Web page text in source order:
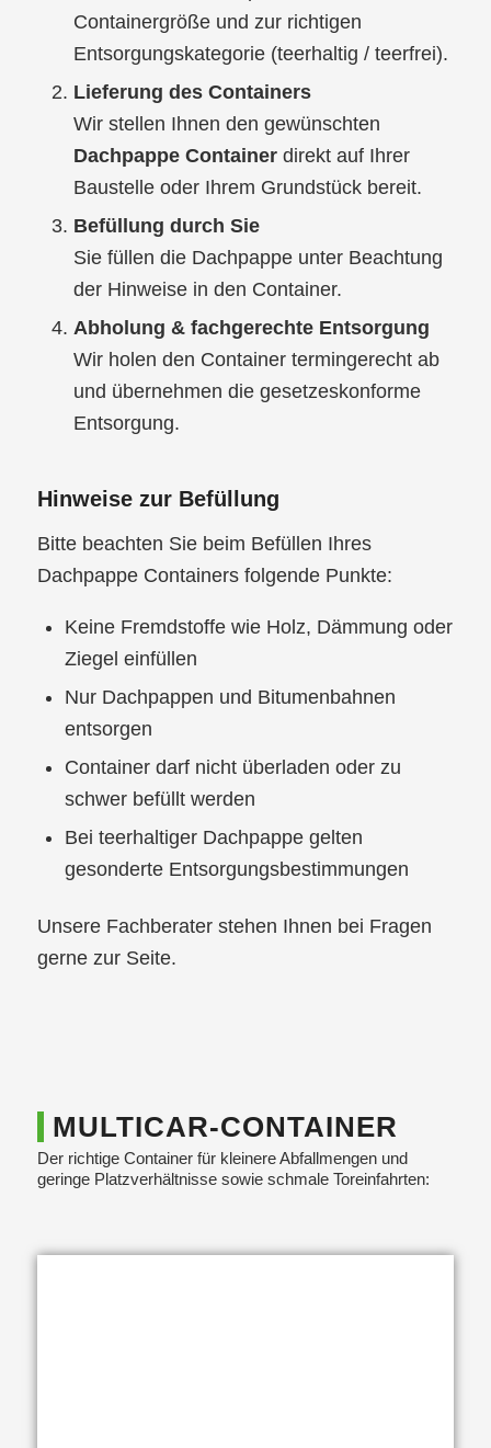
Containergröße und zur richtigen
Entsorgungskategorie (teerhaltig / teerfrei).
Lieferung des Containers
Wir stellen Ihnen den gewünschten
Dachpappe Containerdirekt auf Ihrer
Baustelle oder Ihrem Grundstück bereit.
Befüllung durch Sie
Sie füllen die Dachpappe unter Beachtung
der Hinweise in den Container.
Abholung & fachgerechte Entsorgung
Wir holen den Container termingerecht ab
und übernehmen die gesetzeskonforme
Entsorgung.
Hinweise zur Befüllung
Bitte beachten Sie beim Befüllen Ihres
Dachpappe Containers folgende Punkte:
Keine Fremdstoffe wie Holz, Dämmung oder
Ziegel einfüllen
Nur Dachpappen und Bitumenbahnen
entsorgen
Container darf nicht überladen oder zu
schwer befüllt werden
Bei teerhaltiger Dachpappe gelten
gesonderte Entsorgungsbestimmungen
Unsere Fachberater stehen Ihnen bei Fragen
gerne zur Seite.
MULTICAR-CONTAINER
Der richtige Container für kleinere Abfallmengen und
geringe Platzverhältnisse sowie schmale Toreinfahrten: